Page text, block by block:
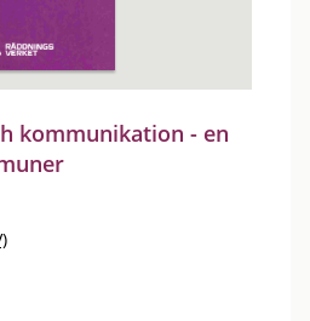
kommunikation - en